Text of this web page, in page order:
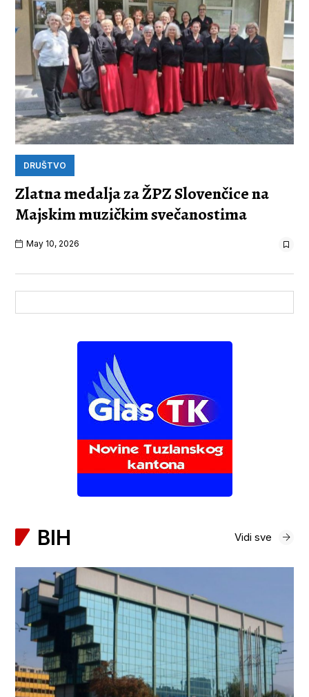
DRUŠTVO
Zlatna medalja za ŽPZ Slovenčice na
Majskim muzičkim svečanostima
May 10, 2026
BIH Vidi sve